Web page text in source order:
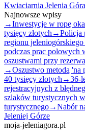
Kwiaciarnia Jelenia Góra
Najnowsze wpisy
→Inwestycje w ropę
tysięcy złotych →Policja
regionu jeleniogórskiego
podczas prac polowych
oszustwami przy
→Oszustwo metodą 'na
40 tysięcy złotych →36-
rejestracyjnych z
szlaków turystycznych
turystycznego→Nabór
Jeleniej Górze
moja-jeleniagora.pl